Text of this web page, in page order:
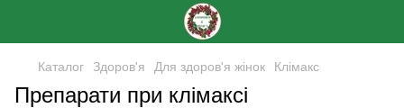
Каталог Здоров'я Для здоров'я жінок Клімакс
Препарати при клімаксі